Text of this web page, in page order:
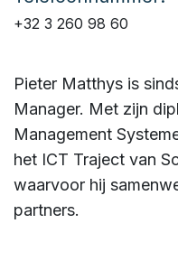
+32 3 260 98 60
Pieter Matthys is
Manager. Met zijn
Management
het ICT Traject van
waarvoor hij
partners.